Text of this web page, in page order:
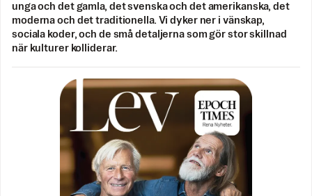
unga och det gamla, det svenska och det amerikanska, det
moderna och det traditionella. Vi dyker ner i vänskap,
sociala koder, och de små detaljerna som gör stor skillnad
när kulturer kolliderar.